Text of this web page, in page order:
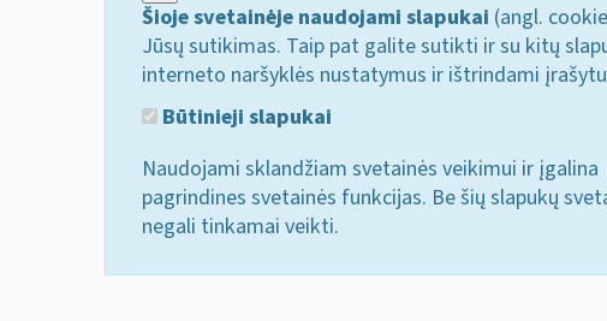
Šioje svetainėje naudojami slapukai (angl.
Jūsų sutikimas. Taip pat galite sutikti ir su kitų
interneto naršyklės nustatymus ir ištrindami
Būtinieji slapukai
Naudojami sklandžiam svetainės veikimui ir įgalina
pagrindines svetainės funkcijas. Be šių slapukų
negali tinkamai veikti.